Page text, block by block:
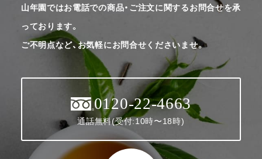
山年園ではお電話での商品・ご注文に関するお問合せを承
っております。
ご不明点など、お気軽にお問合せくださいませ。
0120-22-4663
通話無料(受付:10時〜18時)